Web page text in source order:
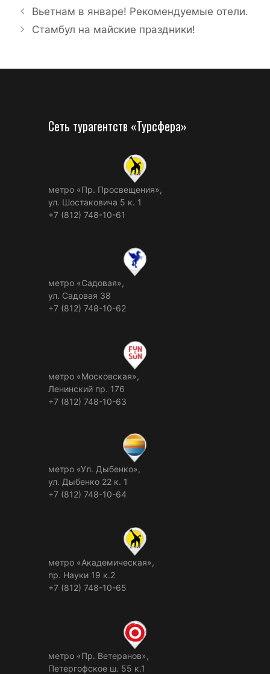
Вьетнам в январе! Рекомендуемые отели.
Стамбул на майские праздники!
Сеть турагентств «Турсфера»
метро «Пр. Просвещения»,
ул. Шостаковича 5 к. 1
+7 (812) 748-10-61
метро «Садовая»,
ул. Садовая 38
+7 (812) 748-10-62
метро «Московская»,
Ленинский пр. 176
+7 (812) 748-10-63
метро «Ул. Дыбенко»,
ул. Дыбенко 22 к. 1
+7 (812) 748-10-64
метро «Академическая»,
пр. Науки 19 к.2
+7 (812) 748-10-65
метро «Пр. Ветеранов»,
Петергофское ш. 55 к.1